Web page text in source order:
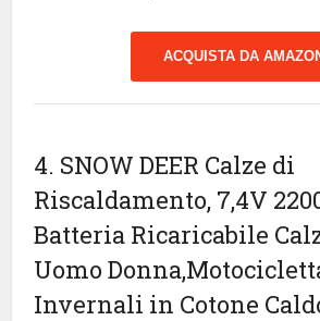
ACQUISTA DA
4. SNOW DEER Calze di
Riscaldamento, 7,4V
Batteria Ricaricabile
Uomo
Invernali in Cotone